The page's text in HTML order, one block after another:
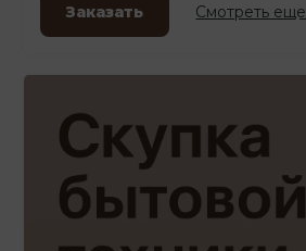
Заказать Смотреть еще